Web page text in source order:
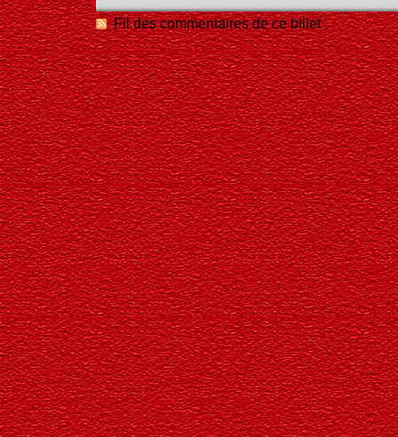
Fil des commentaires de ce billet